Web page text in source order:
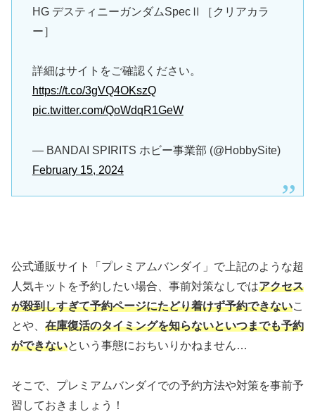
HG デスティニーガンダムSpecⅡ［クリアカラ
ー］
詳細はサイトをご確認ください。
https://t.co/3gVQ4OKszQ
pic.twitter.com/QoWdqR1GeW
— BANDAI SPIRITS ホビー事業部 (@HobbySite)
February 15, 2024
公式通販サイト「プレミアムバンダイ」で上記のような超
人気キットを予約したい場合、事前対策なしではアクセス
が殺到しすぎて予約ページにたどり着けず予約できないこ
とや、 在庫復活のタイミングを知らないといつまでも予約
ができないという事態におちいりかねません…
そこで、プレミアムバンダイでの予約方法や対策を事前予
習しておきましょう！